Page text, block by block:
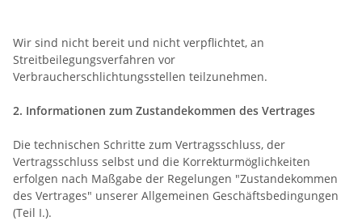
Wir sind nicht bereit und nicht verpflichtet, an
Streitbeilegungsverfahren vor
Verbraucherschlichtungsstellen teilzunehmen.
2. Informationen zum Zustandekommen des Vertrages
Die technischen Schritte zum Vertragsschluss, der
Vertragsschluss selbst und die Korrekturmöglichkeiten
erfolgen nach Maßgabe der Regelungen "Zustandekommen
des Vertrages" unserer Allgemeinen Geschäftsbedingungen
(Teil I.).